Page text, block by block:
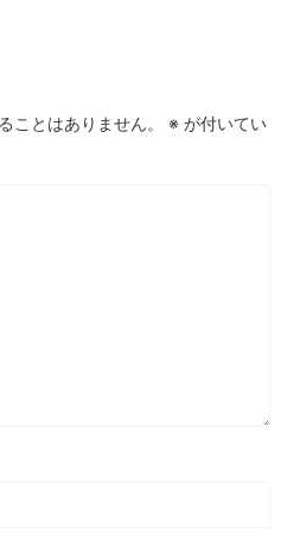
ことはありません。 ※ が付いてい